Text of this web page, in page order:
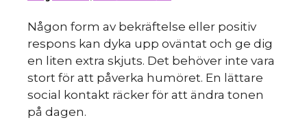
Någon form av bekräftelse eller positiv
respons kan dyka upp oväntat och ge dig
en liten extra skjuts. Det behöver inte vara
stort för att påverka humöret. En lättare
social kontakt räcker för att ändra tonen
på dagen.